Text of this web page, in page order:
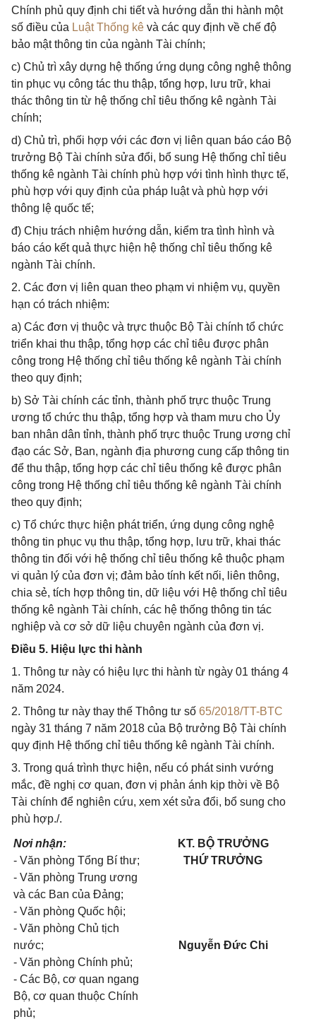
Chính phủ quy định chi tiết và hướng dẫn thi hành một
số điều của Luật Thống kê và các quy định về chế độ
bảo mật thông tin của ngành Tài chính;
c) Chủ trì xây dựng hệ thống ứng dụng công nghệ thông
tin phục vụ công tác thu thập, tổng hợp, lưu trữ, khai
thác thông tin từ hệ thống chỉ tiêu thống kê ngành Tài
chính;
d) Chủ trì, phối hợp với các đơn vị liên quan báo cáo Bộ
trưởng Bộ Tài chính sửa đổi, bổ sung Hệ thống chỉ tiêu
thống kê ngành Tài chính phù hợp với tình hình thực tế,
phù hợp với quy định của pháp luật và phù hợp với
thông lệ quốc tế;
đ) Chịu trách nhiệm hướng dẫn, kiểm tra tình hình và
báo cáo kết quả thực hiện hệ thống chỉ tiêu thống kê
ngành Tài chính.
2. Các đơn vị liên quan theo phạm vi nhiệm vụ, quyền
hạn có trách nhiệm:
a) Các đơn vị thuộc và trực thuộc Bộ Tài chính tổ chức
triển khai thu thập, tổng hợp các chỉ tiêu được phân
công trong Hệ thống chỉ tiêu thống kê ngành Tài chính
theo quy định;
b) Sở Tài chính các tỉnh, thành phố trực thuộc Trung
ương tổ chức thu thập, tổng hợp và tham mưu cho Ủy
ban nhân dân tỉnh, thành phố trực thuộc Trung ương chỉ
đạo các Sở, Ban, ngành địa phương cung cấp thông tin
để thu thập, tổng hợp các chỉ tiêu thống kê được phân
công trong Hệ thống chỉ tiêu thống kê ngành Tài chính
theo quy định;
c) Tổ chức thực hiện phát triển, ứng dụng công nghệ
thông tin phục vụ thu thập, tổng hợp, lưu trữ, khai thác
thông tin đối với hệ thống chỉ tiêu thống kê thuộc phạm
vi quản lý của đơn vị; đảm bảo tính kết nối, liên thông,
chia sẻ, tích hợp thông tin, dữ liệu với Hệ thống chỉ tiêu
thống kê ngành Tài chính, các hệ thống thông tin tác
nghiệp và cơ sở dữ liệu chuyên ngành của đơn vị.
Điều 5. Hiệu lực thi hành
1. Thông tư này có hiệu lực thi hành từ ngày 01 tháng 4
năm 2024.
2. Thông tư này thay thế Thông tư số 65/2018/TT-BTC
ngày 31 tháng 7 năm 2018 của Bộ trưởng Bộ Tài chính
quy định Hệ thống chỉ tiêu thống kê ngành Tài chính.
3. Trong quá trình thực hiện, nếu có phát sinh vướng
mắc, đề nghị cơ quan, đơn vị phản ánh kịp thời về Bộ
Tài chính để nghiên cứu, xem xét sửa đổi, bổ sung cho
phù hợp./.
Nơi nhận:
- Văn phòng Tổng Bí thư;
- Văn phòng Trung ương
và các Ban của Đảng;
- Văn phòng Quốc hội;
- Văn phòng Chủ tịch
nước;
- Văn phòng Chính phủ;
- Các Bộ, cơ quan ngang
Bộ, cơ quan thuộc Chính
phủ;
KT. BỘ TRƯỞNG
THỨ TRƯỞNG
Nguyễn Đức Chi